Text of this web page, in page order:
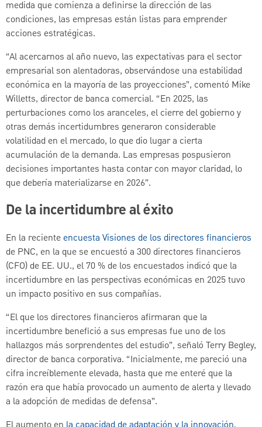
medida que comienza a definirse la dirección de las
condiciones, las empresas están listas para emprender
acciones estratégicas.
“Al acercarnos al año nuevo, las expectativas para el sector
empresarial son alentadoras, observándose una estabilidad
económica en la mayoría de las proyecciones”, comentó Mike
Willetts, director de banca comercial. “En 2025, las
perturbaciones como los aranceles, el cierre del gobierno y
otras demás incertidumbres generaron considerable
volatilidad en el mercado, lo que dio lugar a cierta
acumulación de la demanda. Las empresas pospusieron
decisiones importantes hasta contar con mayor claridad, lo
que debería materializarse en 2026”.
De la incertidumbre al éxito
En la recienteencuesta Visiones de los directores financieros
de PNC, en la que se encuestó a 300 directores financieros
(CFO) de EE. UU., el 70 % de los encuestados indicó que la
incertidumbre en las perspectivas económicas en 2025 tuvo
un impacto positivo en sus compañías.
“El que los directores financieros afirmaran que la
incertidumbre benefició a sus empresas fue uno de los
hallazgos más sorprendentes del estudio”, señaló Terry Begley,
director de banca corporativa. “Inicialmente, me pareció una
cifra increíblemente elevada, hasta que me enteré que la
razón era que había provocado un aumento de alerta y llevado
a la adopción de medidas de defensa”.